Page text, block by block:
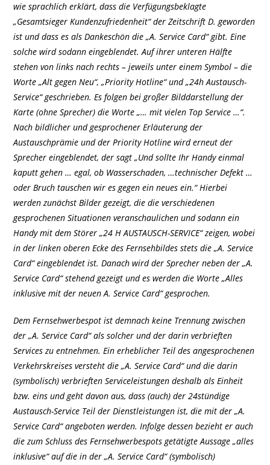
wie sprachlich erklärt, dass die Verfügungsbeklagte
„Gesamtsieger Kundenzufriedenheit“ der Zeitschrift D. geworden
ist und dass es als Dankeschön die „A. Service Card“ gibt. Eine
solche wird sodann eingeblendet. Auf ihrer unteren Hälfte
stehen von links nach rechts – jeweils unter einem Symbol – die
Worte „Alt gegen Neu“, „Priority Hotline“ und „24h Austausch-
Service“ geschrieben. Es folgen bei großer Bilddarstellung der
Karte (ohne Sprecher) die Worte „… mit vielen Top Service …“.
Nach bildlicher und gesprochener Erläuterung der
Austauschprämie und der Priority Hotline wird erneut der
Sprecher eingeblendet, der sagt „Und sollte Ihr Handy einmal
kaputt gehen … egal, ob Wasserschaden, …technischer Defekt …
oder Bruch tauschen wir es gegen ein neues ein.“ Hierbei
werden zunächst Bilder gezeigt, die die verschiedenen
gesprochenen Situationen veranschaulichen und sodann ein
Handy mit dem Störer „24 H AUSTAUSCH-SERVICE“ zeigen, wobei
in der linken oberen Ecke des Fernsehbildes stets die „A. Service
Card“ eingeblendet ist. Danach wird der Sprecher neben der „A.
Service Card“ stehend gezeigt und es werden die Worte „Alles
inklusive mit der neuen A. Service Card“ gesprochen.
Dem Fernsehwerbespot ist demnach keine Trennung zwischen
der „A. Service Card“ als solcher und der darin verbrieften
Services zu entnehmen. Ein erheblicher Teil des angesprochenen
Verkehrskreises versteht die „A. Service Card“ und die darin
(symbolisch) verbrieften Serviceleistungen deshalb als Einheit
bzw. eins und geht davon aus, dass (auch) der 24stündige
Austausch-Service Teil der Dienstleistungen ist, die mit der „A.
Service Card“ angeboten werden. Infolge dessen bezieht er auch
die zum Schluss des Fernsehwerbespots getätigte Aussage „alles
inklusive“ auf die in der „A. Service Card“ (symbolisch)